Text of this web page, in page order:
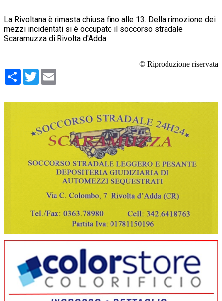
La Rivoltana è rimasta chiusa fino alle 13. Della rimozione dei
mezzi incidentati si è occupato il soccorso stradale
Scaramuzza di Rivolta d'Adda
© Riproduzione riservata
Condividi
Twitter